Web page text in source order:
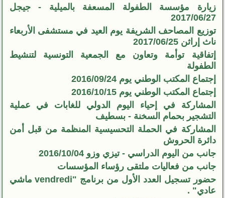
زيارة مؤسسة الطفولة المسعفة بالميلية - جيجل
2017/06/27
توزيع المصاحف الشريفة يوم العيد في مستشفى الأربعاء
ناث إراثن 2017/06/25
إتفاقية توأمة وتعاون مع الجمعية التونسية لتنشيط
الطفولة
إجتماع المكتب الوطني يوم 2016/09/24
إجتماع المكتب الوطني يوم 2016/10/15
المشاركة في إحياء اليوم الدولي للغابات في عملية
التشجير بحمام السخنة - بسطيف
المشاركة في الحملة التحسيسية المنظمة من قبل أمن
دائرة الحروش
جانب من اليوم الدراسي - تيزي وزو 2016/10/04
جانب من فعاليات ملتقى رؤساء المؤسسات
حضور تسجيل العدد الأول من برنامج "vendredi ماشي
عادي" .